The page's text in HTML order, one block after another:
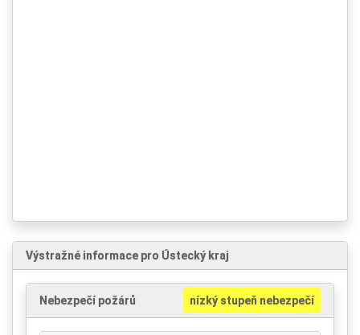
Výstražné informace pro Ústecký kraj
Nebezpečí požárů nízký stupeň nebezpečí